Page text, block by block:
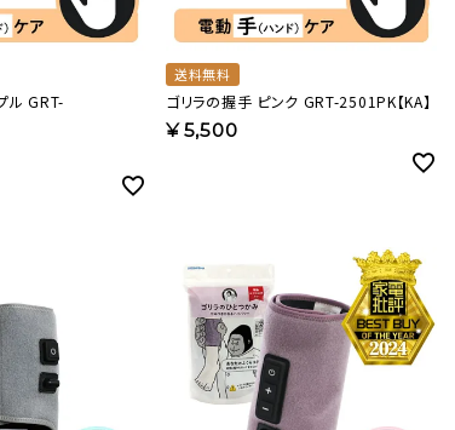
ル GRT-
送料無料
ゴリラの握手 ピンク GRT-2501PK【KA】
¥5,500